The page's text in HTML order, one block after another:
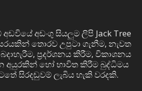
අඩංගු සියලුම ලිපි Jack Tree
තොරව උපුටා ගැනීම, නැවත
ප්‍රදර්ශනය කිරීම, විකාශනය
අයුරකින් හෝ භාවිත කිරීම බුද්ධිමය
සිරදඬුවම් ලැබිය හැකි වරදකි.